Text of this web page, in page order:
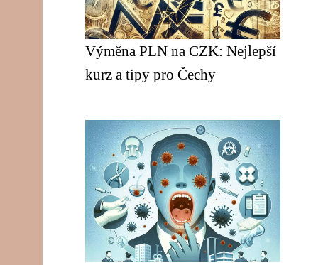
Výměna PLN na CZK: Nejlepší
kurz a tipy pro Čechy